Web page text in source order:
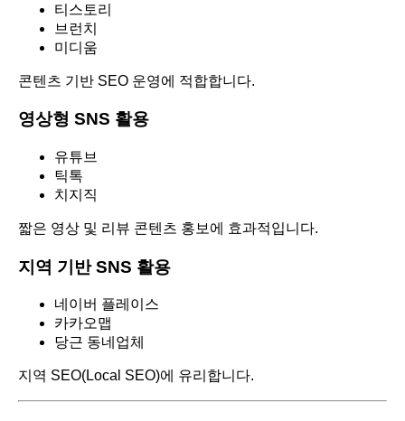
티스토리
브런치
미디움
콘텐츠 기반 SEO 운영에 적합합니다.
영상형 SNS 활용
유튜브
틱톡
치지직
짧은 영상 및 리뷰 콘텐츠 홍보에 효과적입니다.
지역 기반 SNS 활용
네이버 플레이스
카카오맵
당근 동네업체
지역 SEO(Local SEO)에 유리합니다.